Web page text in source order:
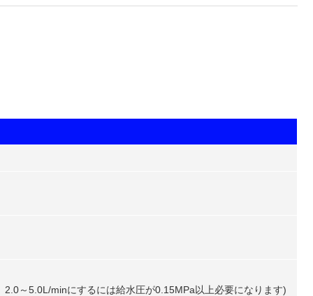
～5.0L/minにするには給水圧が0.15MPa以上必要になります)